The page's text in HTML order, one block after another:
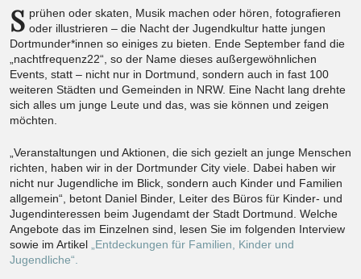
S prühen oder skaten, Musik machen oder hören, fotografieren
oder illustrieren – die Nacht der Jugendkultur hatte jungen
Dortmunder*innen so einiges zu bieten. Ende September fand die
„nachtfrequenz22“, so der Name dieses außergewöhnlichen
Events, statt – nicht nur in Dortmund, sondern auch in fast 100
weiteren Städten und Gemeinden in NRW. Eine Nacht lang drehte
sich alles um junge Leute und das, was sie können und zeigen
möchten.
„Veranstaltungen und Aktionen, die sich gezielt an junge Menschen
richten, haben wir in der Dortmunder City viele. Dabei haben wir
nicht nur Jugendliche im Blick, sondern auch Kinder und Familien
allgemein“, betont Daniel Binder, Leiter des Büros für Kinder- und
Jugendinteressen beim Jugendamt der Stadt Dortmund. Welche
Angebote das im Einzelnen sind, lesen Sie im folgenden Interview
sowie im Artikel
„Entdeckungen für Familien, Kinder und
Jugendliche“.